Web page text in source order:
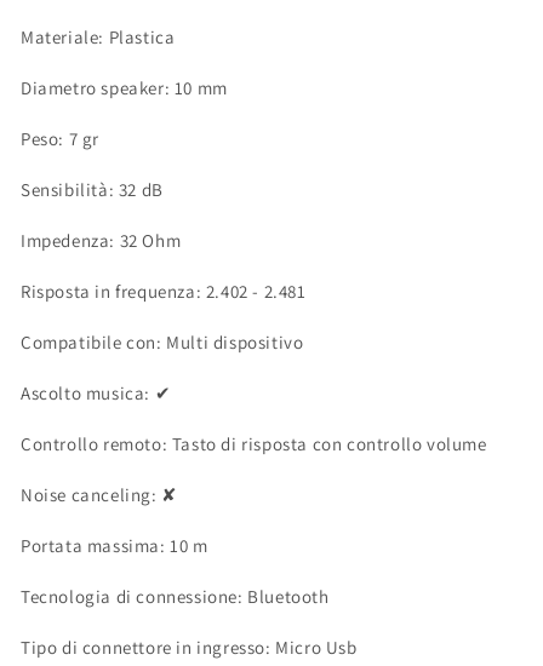
Materiale: Plastica
Diametro speaker: 10 mm
Peso: 7 gr
Sensibilità: 32 dB
Impedenza: 32 Ohm
Risposta in frequenza: 2.402 - 2.481
Compatibile con: Multi dispositivo
Ascolto musica: ✔
Controllo remoto: Tasto di risposta con controllo volume
Noise canceling: ✘
Portata massima: 10 m
Tecnologia di connessione: Bluetooth
Tipo di connettore in ingresso: Micro Usb